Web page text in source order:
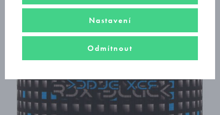
Nastavení
Odmítnout